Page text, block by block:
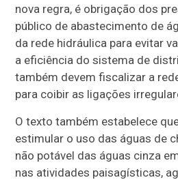
nova regra, é obrigação dos
público de abastecimento de
da rede hidráulica para evitar
a eficiência do sistema de
também devem fiscalizar a
para coibir as ligações
O texto também estabelece
estimular o uso das águas de
não potável das águas cinza
nas atividades paisagísticas,